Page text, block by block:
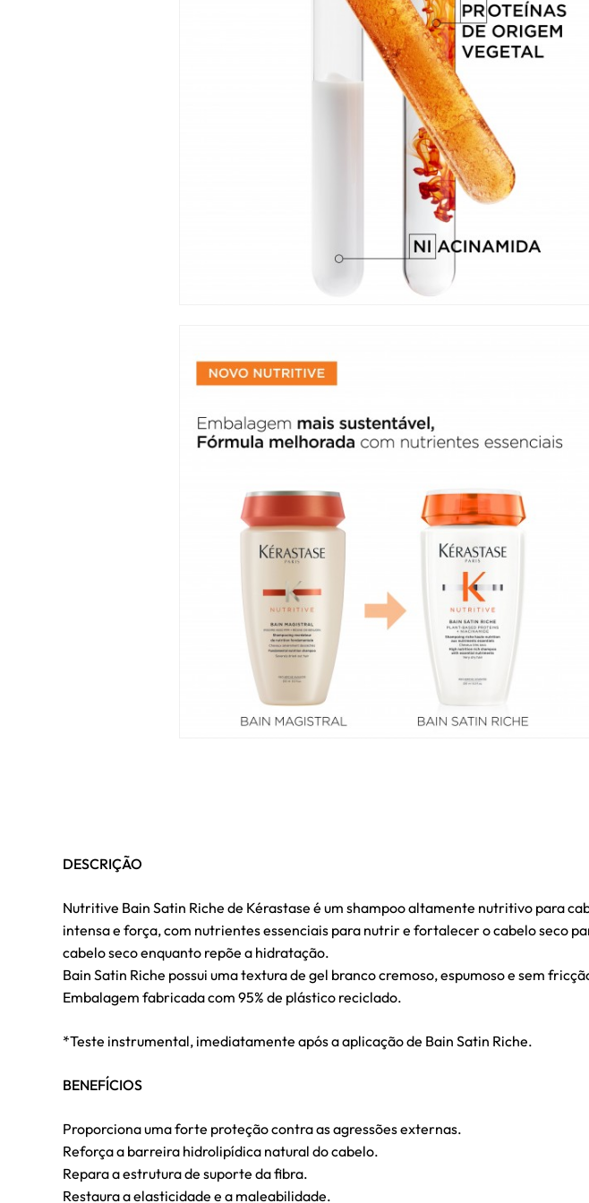
DESCRIÇÃO
Nutritive Bain Satin Riche de Kérastase é um shampoo altamente nutritivo para
intensa e força, com nutrientes essenciais para nutrir e fortalecer o cabelo seco
cabelo seco enquanto repõe a hidratação.
Bain Satin Riche possui uma textura de gel branco cremoso, espumoso e sem
Embalagem fabricada com 95% de plástico reciclado.
*Teste instrumental, imediatamente após a aplicação de Bain Satin Riche.
BENEFÍCIOS
Proporciona uma forte proteção contra as agressões externas.
Reforça a barreira hidrolipídica natural do cabelo.
Repara a estrutura de suporte da fibra.
Restaura a elasticidade e a maleabilidade.